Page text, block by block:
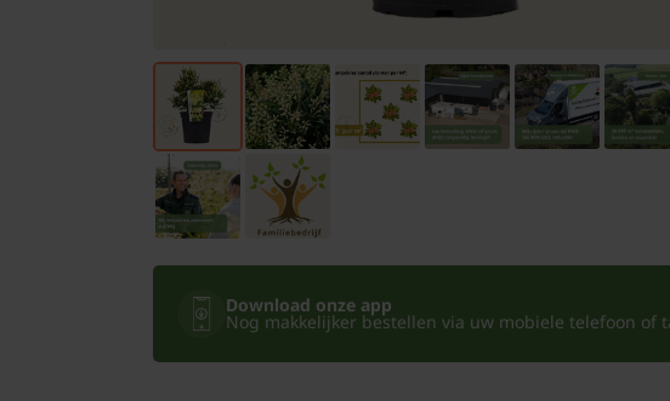
Kamerplanten
Bloempotten
Download onze app
Nog makkelijker bestellen via uw mobiele telefoon of